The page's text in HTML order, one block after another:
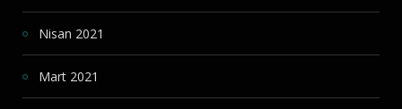
Nisan 2021
Mart 2021